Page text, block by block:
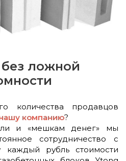
ложной
количества продавцов
компанию?
и «мешкам денег» мы
сотрудничество с
каждый рубль стоимости